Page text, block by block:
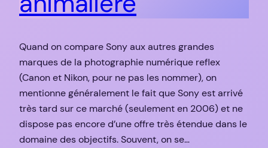
Quand on compare Sony aux autres grandes
marques de la photographie numérique reflex
(Canon et Nikon, pour ne pas les nommer), on
mentionne généralement le fait que Sony est arrivé
très tard sur ce marché (seulement en 2006) et ne
dispose pas encore d’une offre très étendue dans le
domaine des objectifs. Souvent, on se…